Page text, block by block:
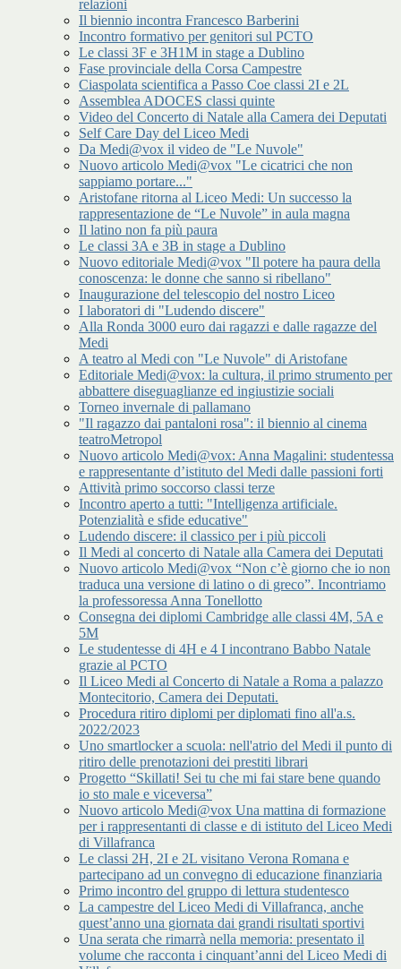
relazioni
Il biennio incontra Francesco Barberini
Incontro formativo per genitori sul PCTO
Le classi 3F e 3H1M in stage a Dublino
Fase provinciale della Corsa Campestre
Ciaspolata scientifica a Passo Coe classi 2I e 2L
Assemblea ADOCES classi quinte
Video del Concerto di Natale alla Camera dei Deputati
Self Care Day del Liceo Medi
Da Medi@vox il video de "Le Nuvole"
Nuovo articolo Medi@vox "Le cicatrici che non
sappiamo portare..."
Aristofane ritorna al Liceo Medi: Un successo la
rappresentazione de “Le Nuvole” in aula magna
Il latino non fa più paura
Le classi 3A e 3B in stage a Dublino
Nuovo editoriale Medi@vox "Il potere ha paura della
conoscenza: le donne che sanno si ribellano"
Inaugurazione del telescopio del nostro Liceo
I laboratori di "Ludendo discere"
Alla Ronda 3000 euro dai ragazzi e dalle ragazze del
Medi
A teatro al Medi con "Le Nuvole" di Aristofane
Editoriale Medi@vox: la cultura, il primo strumento per
abbattere diseguaglianze ed ingiustizie sociali
Torneo invernale di pallamano
"Il ragazzo dai pantaloni rosa": il biennio al cinema
teatroMetropol
Nuovo articolo Medi@vox: Anna Magalini: studentessa
e rappresentante d’istituto del Medi dalle passioni forti
Attività primo soccorso classi terze
Incontro aperto a tutti: "Intelligenza artificiale.
Potenzialità e sfide educative"
Ludendo discere: il classico per i più piccoli
Il Medi al concerto di Natale alla Camera dei Deputati
Nuovo articolo Medi@vox “Non c’è giorno che io non
traduca una versione di latino o di greco”. Incontriamo
la professoressa Anna Tonellotto
Consegna dei diplomi Cambridge alle classi 4M, 5A e
5M
Le studentesse di 4H e 4 I incontrano Babbo Natale
grazie al PCTO
Il Liceo Medi al Concerto di Natale a Roma a palazzo
Montecitorio, Camera dei Deputati.
Procedura ritiro diplomi per diplomati fino all'a.s.
2022/2023
Uno smartlocker a scuola: nell'atrio del Medi il punto di
ritiro delle prenotazioni dei prestiti librari
Progetto “Skillati! Sei tu che mi fai stare bene quando
io sto male e viceversa”
Nuovo articolo Medi@vox Una mattina di formazione
per i rappresentanti di classe e di istituto del Liceo Medi
di Villafranca
Le classi 2H, 2I e 2L visitano Verona Romana e
partecipano ad un convegno di educazione finanziaria
Primo incontro del gruppo di lettura studentesco
La campestre del Liceo Medi di Villafranca, anche
quest’anno una giornata dai grandi risultati sportivi
Una serata che rimarrà nella memoria: presentato il
volume che racconta i cinquant’anni del Liceo Medi di